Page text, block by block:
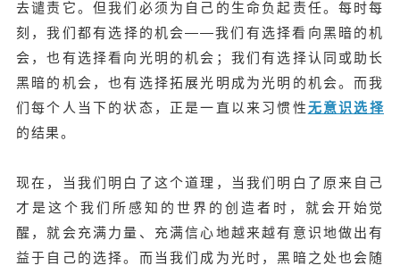
去谴责它。但我们必须为自己的生命负起责任。每时每
刻，我们都有选择的机会——我们有选择看向黑暗的机
会，也有选择看向光明的机会；我们有选择认同或助长
黑暗的机会，也有选择拓展光明成为光明的机会。而我
们每个人当下的状态，正是一直以来习惯性无意识选择
的结果。
现在，当我们明白了这个道理，当我们明白了原来自己
才是这个我们所感知的世界的创造者时，就会开始觉
醒，就会充满力量、充满信心地越来越有意识地做出有
益于自己的选择。而当我们成为光时，黑暗之处也会随